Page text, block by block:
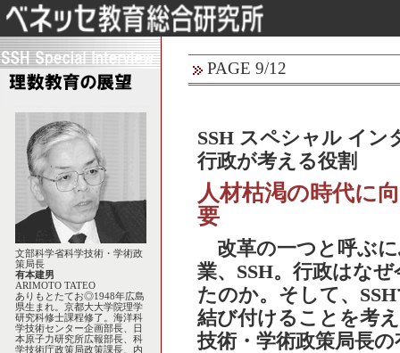
文部科学省科学技術・学術政
策局長
有本建男
ARIMOTO TATEO
ありもとたてお◎1948年広島
県生まれ。京都大大学院理学
研究科修士課程修了。海洋科
学技術センター企画部長、日
本原子力研究所広報部長、科
学技術庁政策局政策課長、内
PAGE 9/12
SSH スペシャル イ
行政が考える役割
人材枯渇の時代に
要
改革の一つと呼ぶ
業、SSH。行政はな
たのか。そして、
結び付けることを考
技術・学術政策局長